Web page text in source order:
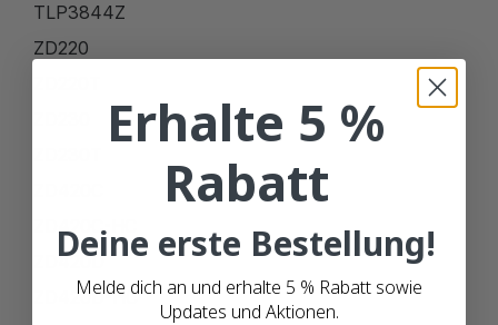
TLP3844Z
ZD220
ZD420C-HC
ZD420D
ZD420D-HC
Erhalte 5 %
Rabatt
Deine erste Bestellung!
Melde dich an und erhalte 5 % Rabatt sowie
Updates und Aktionen.